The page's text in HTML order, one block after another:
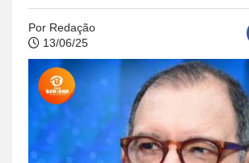
Por Redação
13/06/25